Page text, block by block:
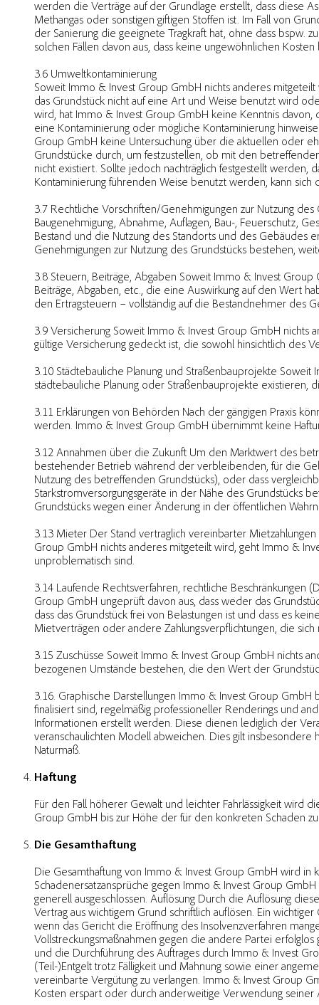
werden die Verträge auf der Grundlage erstellt, dass diese
Methangas oder sonstigen giftigen Stoffen ist. Im Fall von
der Sanierung die geeignete Tragkraft hat, ohne dass bspw.
solchen Fällen davon aus, dass keine ungewöhnlichen
3.6 Umweltkontaminierung
Soweit Immo & Invest Group GmbH nichts anderes
das Grundstück nicht auf eine Art und Weise benutzt wird
wird, hat Immo & Invest Group GmbH keine Kenntnis
eine Kontaminierung oder mögliche Kontaminierung
Group GmbH keine Untersuchung über die aktuellen oder
Grundstücke durch, um festzustellen, ob mit den
nicht existiert. Sollte jedoch nachträglich festgestellt werden,
Kontaminierung führenden Weise benutzt werden, kann sich
3.7 Rechtliche Vorschriften/Genehmigungen zur Nutzung
Baugenehmigung, Abnahme, Auflagen, Bau-, Feuerschutz,
Bestand und die Nutzung des Standorts und des Gebäudes
Genehmigungen zur Nutzung des Grundstücks bestehen,
3.8 Steuern, Beiträge, Abgaben Soweit Immo & Invest
Beiträge, Abgaben, etc., die eine Auswirkung auf den Wert
den Ertragsteuern – vollständig auf die Bestandnehmer des
3.9 Versicherung Soweit Immo & Invest Group GmbH
gültige Versicherung gedeckt ist, die sowohl hinsichtlich des
3.10 Städtebauliche Planung und Straßenbauprojekte
städtebauliche Planung oder Straßenbauprojekte existieren,
3.11 Erklärungen von Behörden Nach der gängigen Praxis
werden. Immo & Invest Group GmbH übernimmt keine
3.12 Annahmen über die Zukunft Um den Marktwert des
bestehender Betrieb während der verbleibenden, für die
Nutzung des betreffenden Grundstücks), oder dass
Starkstromversorgungsgeräte in der Nähe des Grundstücks
Grundstücks wegen einer Änderung in der öffentlichen
3.13 Mieter Der Stand vertraglich vereinbarter
Group GmbH nichts anderes mitgeteilt wird, geht Immo &
unproblematisch sind.
3.14 Laufende Rechtsverfahren, rechtliche Beschränkungen
Group GmbH ungeprüft davon aus, dass weder das
dass das Grundstück frei von Belastungen ist und dass es
Mietverträgen oder andere Zahlungsverpflichtungen, die sich
3.15 Zuschüsse Soweit Immo & Invest Group GmbH nichts
bezogenen Umstände bestehen, die den Wert der
3.16. Graphische Darstellungen Immo & Invest Group
finalisiert sind, regelmäßig professioneller Renderings und
Informationen erstellt werden. Diese dienen lediglich der
veranschaulichten Modell abweichen. Dies gilt insbesondere
Naturmaß.
Haftung
Für den Fall höherer Gewalt und leichter Fahrlässigkeit wird
Group GmbH bis zur Höhe der für den konkreten Schaden
Die Gesamthaftung
Die Gesamthaftung von Immo & Invest Group GmbH wird in
Schadenersatzansprüche gegen Immo & Invest Group
generell ausgeschlossen. Auflösung Durch die Auflösung
Vertrag aus wichtigem Grund schriftlich auflösen. Ein
wenn das Gericht die Eröffnung des Insolvenzverfahren
Vollstreckungsmaßnahmen gegen die andere Partei
und die Durchführung des Auftrages durch Immo & Invest
(Teil-)Entgelt trotz Fälligkeit und Mahnung sowie einer
vereinbarte Vergütung zu verlangen. Immo & Invest Group
Kosten erspart oder durch anderweitige Verwendung